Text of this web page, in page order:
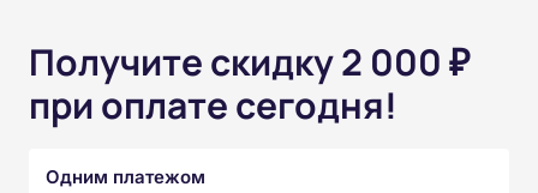
Получите скидку 2 000 ₽
при оплате сегодня!
Одним платежом